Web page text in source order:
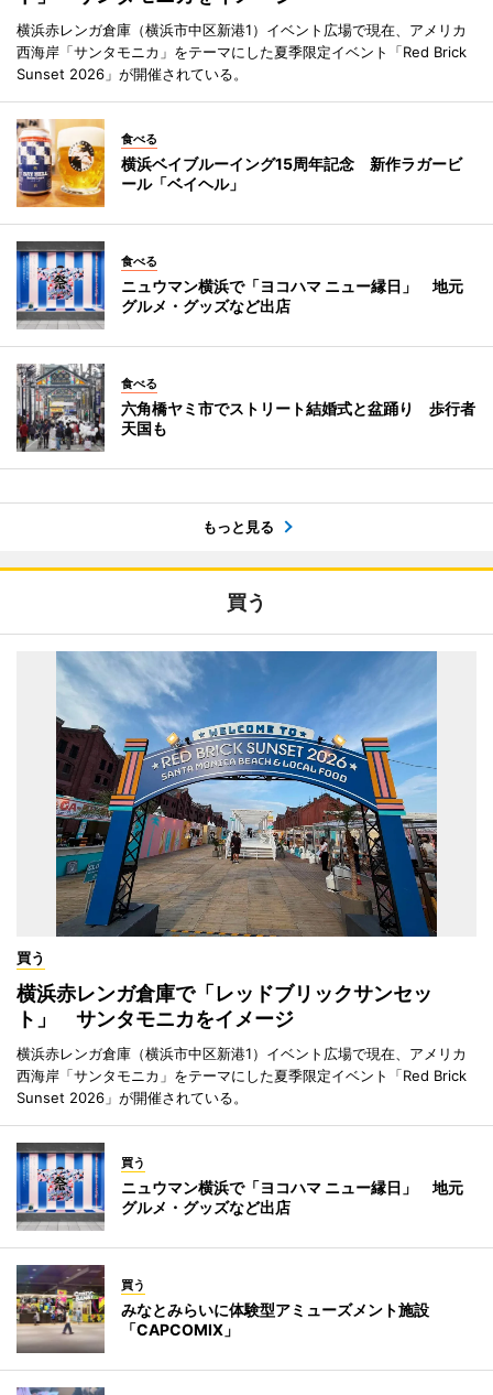
横浜赤レンガ倉庫（横浜市中区新港1）イベント広場で現在、アメリカ
西海岸「サンタモニカ」をテーマにした夏季限定イベント「Red Brick
Sunset 2026」が開催されている。
食べる
横浜ベイブルーイング15周年記念 新作ラガービ
ール「ベイヘル」
食べる
ニュウマン横浜で「ヨコハマ ニュー縁日」 地元
グルメ・グッズなど出店
食べる
六角橋ヤミ市でストリート結婚式と盆踊り 歩行者
天国も
もっと見る
買う
買う
横浜赤レンガ倉庫で「レッドブリックサンセッ
ト」 サンタモニカをイメージ
横浜赤レンガ倉庫（横浜市中区新港1）イベント広場で現在、アメリカ
西海岸「サンタモニカ」をテーマにした夏季限定イベント「Red Brick
Sunset 2026」が開催されている。
買う
ニュウマン横浜で「ヨコハマ ニュー縁日」 地元
グルメ・グッズなど出店
買う
みなとみらいに体験型アミューズメント施設
「CAPCOMIX」